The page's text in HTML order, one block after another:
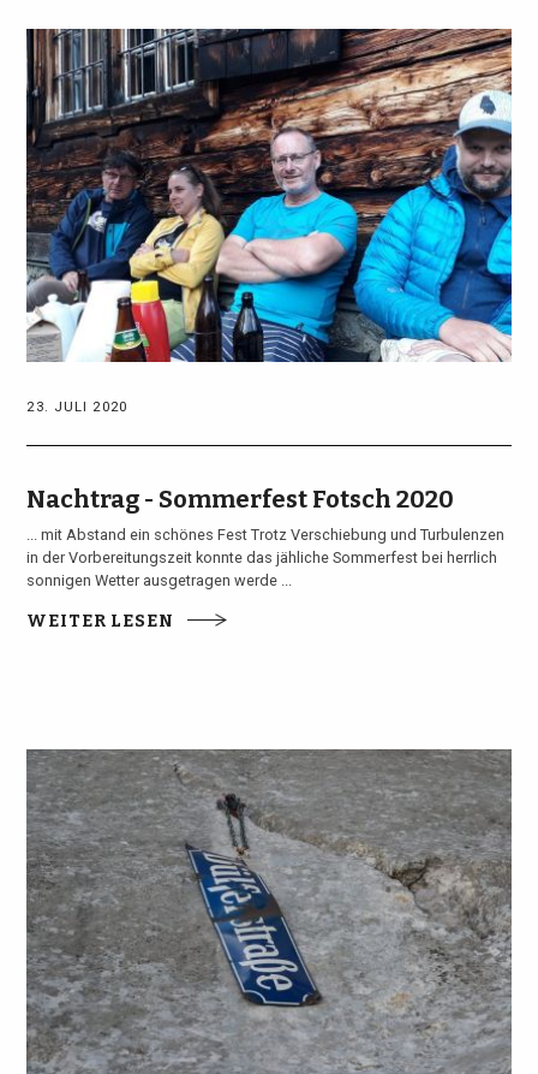
23. JULI 2020
Nachtrag - Sommerfest Fotsch 2020
... mit Abstand ein schönes Fest Trotz Verschiebung und Turbulenzen
in der Vorbereitungszeit konnte das jähliche Sommerfest bei herrlich
sonnigen Wetter ausgetragen werde ...
WEITER LESEN